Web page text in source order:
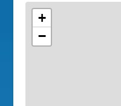
+
−